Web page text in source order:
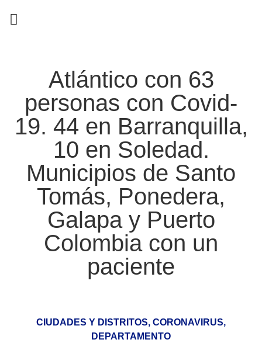
Atlántico con 63
personas con Covid-
19. 44 en Barranquilla,
10 en Soledad.
Municipios de Santo
Tomás, Ponedera,
Galapa y Puerto
Colombia con un
paciente
CIUDADES Y DISTRITOS, CORONAVIRUS,
DEPARTAMENTO